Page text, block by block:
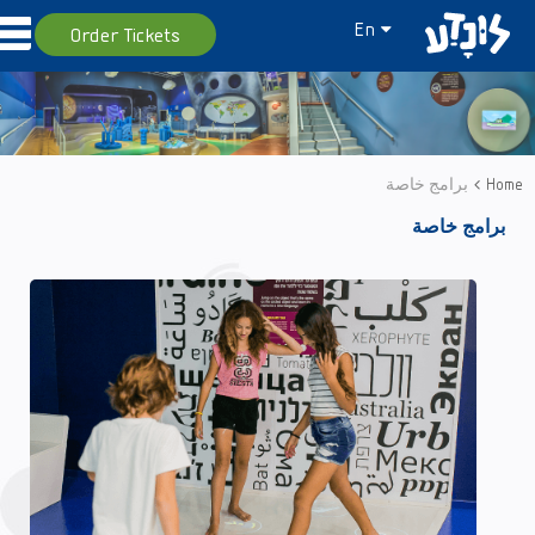
En
Order Tickets
Home برامج خاصة
برامج خاصة